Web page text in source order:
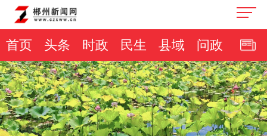
首页 头条 时政 民生 县域 问政